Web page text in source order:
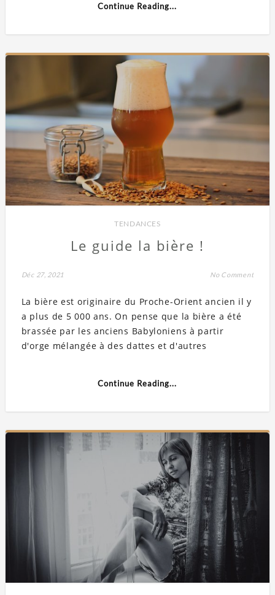
Continue Reading...
TENDANCES
Le guide la bière !
Déc 27, 2021 No Comment
La bière est originaire du Proche-Orient ancien il y
a plus de 5 000 ans. On pense que la bière a été
brassée par les anciens Babyloniens à partir
d'orge mélangée à des dattes et d'autres
Continue Reading...